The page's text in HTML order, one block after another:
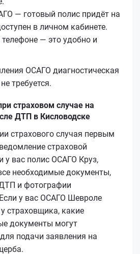
— готовый полис придёт на
в личном кабинете.
телефоне — это удобно и
ОСАГО диагностическая
требуется.
страховом случае на
ДТП в Кисловодске
страхового случая первым
страховой
у вас полис ОСАГО Круз,
необходимые документы,
и фотографии
у вас ОСАГО Шевроле
у страховщика, какие
документы могут
подачи заявления на